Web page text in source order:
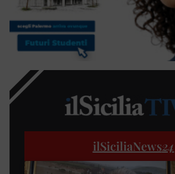
ilSiciliaNews24